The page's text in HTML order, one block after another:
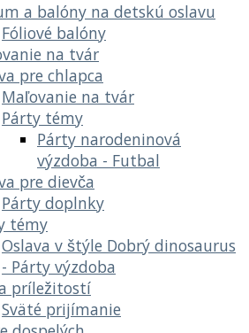
a balóny na detskú oslavu
Fóliové balóny
na tvár
pre chlapca
Maľovanie na tvár
Párty témy
Párty narodeninová
výzdoba - Futbal
pre dievča
Párty doplnky
témy
Oslava v štýle Dobrý dinosaurus
- Párty výzdoba
príležitostí
Sväté prijímanie